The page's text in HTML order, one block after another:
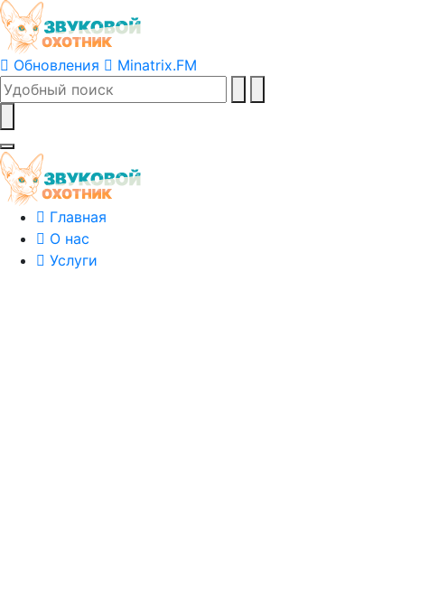
Обновления Minatrix.FM
Главная
О нас
Услуги